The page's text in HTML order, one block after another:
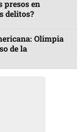
presos en
delitos?
Olimpia
de la